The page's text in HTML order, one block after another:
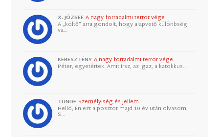
X. JÓZSEF A nagy forradalmi terror vége
A „költő” arra gondolt, hogy alapvető különbség
va…
KERESZTÉNY A nagy forradalmi terror vége
Péter, egyetértek. Amit írsz, az igaz, a katolikus…
TUNDE Személyiség és jellem
Helló, Én ezt a posztot majd 10 év után olvasom,
S…